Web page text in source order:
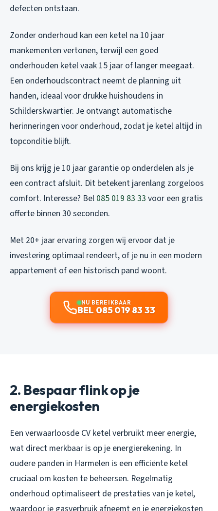
defecten ontstaan.
Zonder onderhoud kan een ketel na 10 jaar
mankementen vertonen, terwijl een goed
onderhouden ketel vaak 15 jaar of langer meegaat.
Een onderhoudscontract neemt de planning uit
handen, ideaal voor drukke huishoudens in
Schilderskwartier. Je ontvangt automatische
herinneringen voor onderhoud, zodat je ketel altijd in
topconditie blijft.
Bij ons krijg je 10 jaar garantie op onderdelen als je
een contract afsluit. Dit betekent jarenlang zorgeloos
comfort. Interesse? Bel 085 019 83 33 voor een gratis
offerte binnen 30 seconden.
Met 20+ jaar ervaring zorgen wij ervoor dat je
investering optimaal rendeert, of je nu in een modern
appartement of een historisch pand woont.
NU BEREIKBAAR
BEL 085 019 83 33
2. Bespaar flink op je
energiekosten
Een verwaarloosde CV ketel verbruikt meer energie,
wat direct merkbaar is op je energierekening. In
oudere panden in Harmelen is een efficiënte ketel
cruciaal om kosten te beheersen. Regelmatig
onderhoud optimaliseert de prestaties van je ketel,